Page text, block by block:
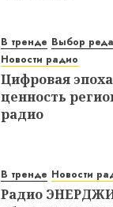
В тренде Выбор
Новости радио
Цифровая
ценность
радио
В тренде Новости
Радио ЭНЕРДЖИ